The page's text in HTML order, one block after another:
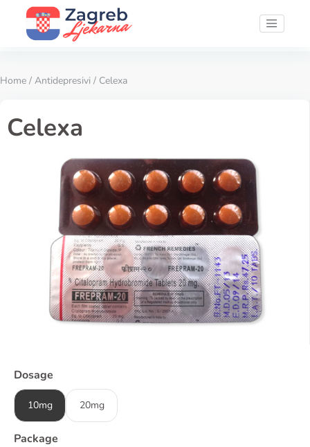
Home / Antidepresivi / Celexa
Celexa
Dosage
10mg 20mg
Package